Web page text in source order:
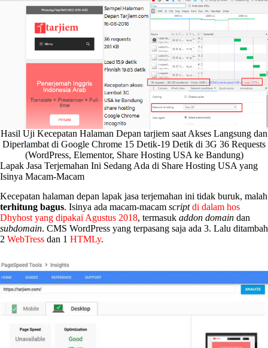
Hasil Uji Kecepatan Halaman Depan tarjiem saat Akses Langsung dan
Diperlambat di Google Chrome 15 Detik-19 Detik di 3G 36 Requests
(WordPress, Elementor, Share Hosting USA ke Bandung)
Lapak Jasa Terjemahan Ini Sedang Ada di Share Hosting USA yang
Isinya Macam-Macam
Kecepatan halaman depan lapak jasa terjemahan ini tidak buruk, malah
terhitung bagus. Isinya ada macam-macam script di dalam hos
Dhyhost yang dipakai Agustus 2018, termasuk addon domain dan
subdomain. CMS WordPress yang terpasang saja ada 3. Lalu ditambah
2 WebTress dan 1 HTMLy.